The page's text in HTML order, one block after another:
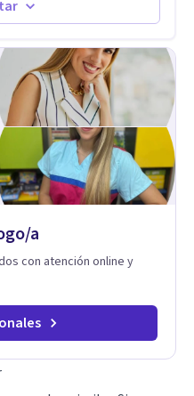
a los cambios y empezar de
a
con atención online y